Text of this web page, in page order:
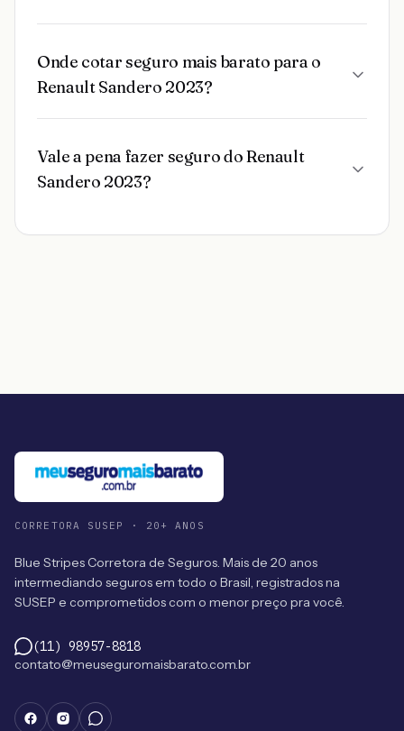
Onde cotar seguro mais barato para o
Renault Sandero 2023?
Vale a pena fazer seguro do Renault
Sandero 2023?
CORRETORA SUSEP · 20+ ANOS
Blue Stripes Corretora de Seguros. Mais de 20 anos
intermediando seguros em todo o Brasil, registrados na
SUSEP e comprometidos com o menor preço pra você.
(11) 98957-8818
contato@meuseguromaisbarato.com.br